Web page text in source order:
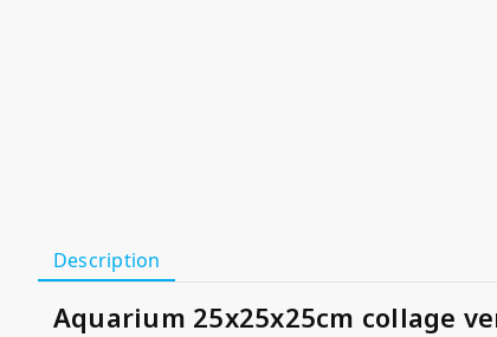
Description
Aquarium 25x25x25cm collage